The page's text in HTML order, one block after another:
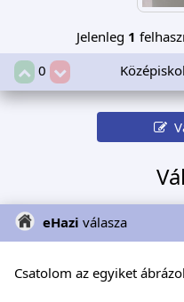
Jelenleg 1
0
eHazi válasza
Csatolom az egyiket